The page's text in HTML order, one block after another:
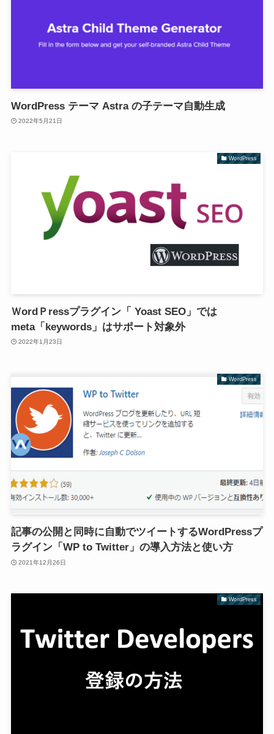
WordPress テーマ Astra の子テーマ自動生成
2022年5月21日
WordPress
ＷordＰressプラグイン「 Yoast SEO」では
meta「keywords」はサポート対象外
2022年1月23日
WordPress
記事の公開と同時に自動でツイートするWordPressプ
ラグイン「WP to Twitter」の導入方法と使い方
2021年12月26日
WordPress